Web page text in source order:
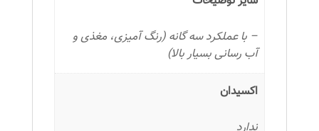
– با عملکرد سه گانه (رنگ آمیزی، مغذی و
آب رسانی بسیار بالا)
اکسیدان